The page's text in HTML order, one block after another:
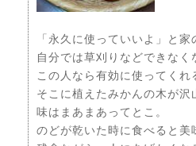
「永久に使っていいよ」と
自分では草刈りなどできなく
この人なら有効に使ってくれ
そこに植えたみかんの木が沢
味はまあまあってとこ。
のどが乾いた時に食べると美